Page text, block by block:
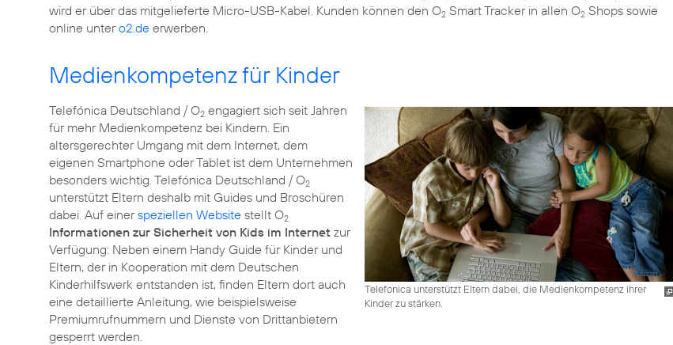
wird er über das mitgelieferte Micro-USB-Kabel. Kunden können den O2 Smart Tracker in allen O2 Shops sowie
online untero2.de erwerben.
Medienkompetenz für Kinder
Telefonica unterstützt Eltern dabei, die Medienkompetenz ihrer
Kinder zu stärken.
Telefónica Deutschland / O2 engagiert sich seit Jahren
für mehr Medienkompetenz bei Kindern. Ein
altersgerechter Umgang mit dem Internet, dem
eigenen Smartphone oder Tablet ist dem Unternehmen
besonders wichtig. Telefónica Deutschland / O2
unterstützt Eltern deshalb mit Guides und Broschüren
dabei. Auf einerspeziellen Website stellt O2
Informationen zur Sicherheit von Kids im Internet zur
Verfügung: Neben einem Handy Guide für Kinder und
Eltern, der in Kooperation mit dem Deutschen
Kinderhilfswerk entstanden ist, finden Eltern dort auch
eine detaillierte Anleitung, wie beispielsweise
Premiumrufnummern und Dienste von Drittanbietern
gesperrt werden.